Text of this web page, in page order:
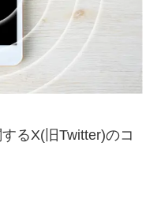
るX(旧Twitter)のコ